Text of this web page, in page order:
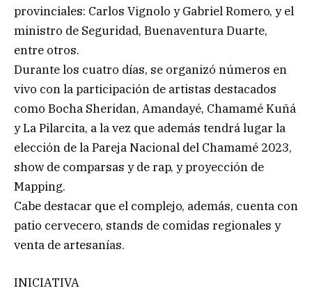
provinciales: Carlos Vignolo y Gabriel Romero, y el
ministro de Seguridad, Buenaventura Duarte,
entre otros.
Durante los cuatro días, se organizó números en
vivo con la participación de artistas destacados
como Bocha Sheridan, Amandayé, Chamamé Kuñá
y La Pilarcita, a la vez que además tendrá lugar la
elección de la Pareja Nacional del Chamamé 2023,
show de comparsas y de rap, y proyección de
Mapping.
Cabe destacar que el complejo, además, cuenta con
patio cervecero, stands de comidas regionales y
venta de artesanías.
INICIATIVA